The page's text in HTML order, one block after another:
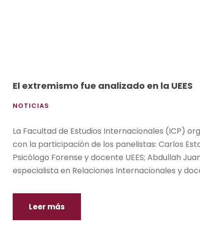
El extremismo fue analizado en la UEES
NOTICIAS
La Facultad de Estudios Internacionales (ICP)
con la participación de los panelistas: Carlos
Psicólogo Forense y docente UEES; Abdullah
especialista en Relaciones Internacionales y
Leer más